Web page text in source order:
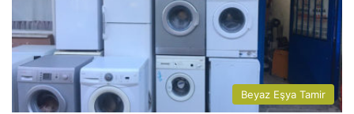
Beyaz Eşya Tamir